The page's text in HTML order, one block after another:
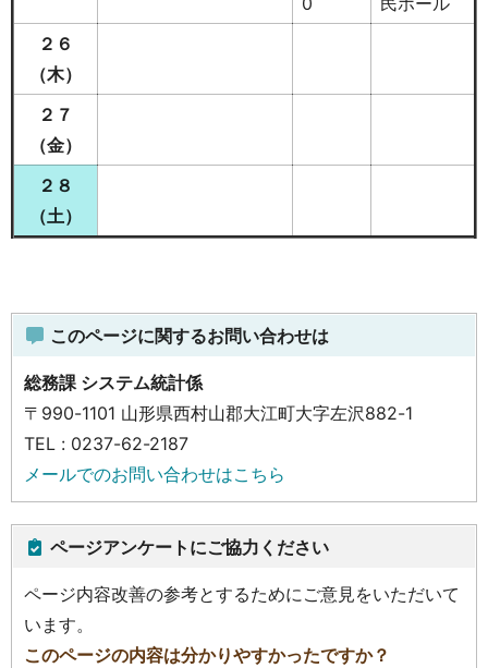
２６
（木）
２７
（金）
２８
（土）
このページに関するお問い合わせは
総務課 システム統計係
〒990-1101 山形県西村山郡大江町大字左沢882-1
TEL : 0237-62-2187
メールでのお問い合わせはこちら
ページアンケートにご協力ください
ページ内容改善の参考とするためにご意見をいただいて
います。
このページの内容は分かりやすかったですか？